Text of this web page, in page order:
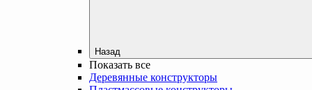
Назад
Показать все
Деревянные конструкторы